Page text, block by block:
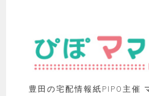
豊田の宅配情報紙PIPO主催